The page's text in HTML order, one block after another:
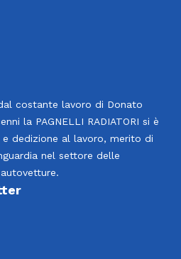
costante lavoro di Donato
la PAGNELLI RADIATORI si è
dedizione al lavoro, merito di
nel settore delle